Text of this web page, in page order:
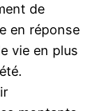
de
en réponse
vie en plus